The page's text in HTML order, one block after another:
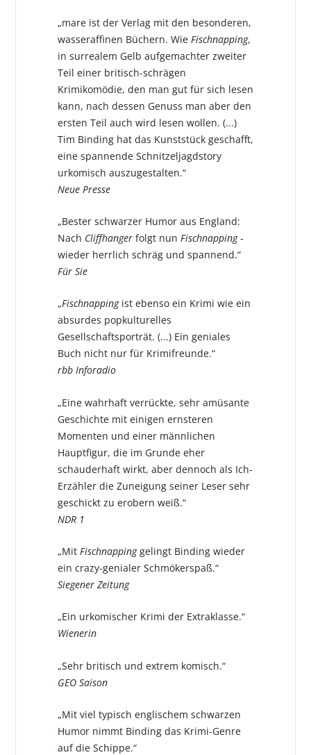
„mare ist der Verlag mit den besonderen,
wasseraffinen Büchern. Wie Fischnapping,
in surrealem Gelb aufgemachter zweiter
Teil einer britisch-schrägen
Krimikomödie, den man gut für sich lesen
kann, nach dessen Genuss man aber den
ersten Teil auch wird lesen wollen. (...)
Tim Binding hat das Kunststück geschafft,
eine spannende Schnitzeljagdstory
urkomisch auszugestalten.“
Neue Presse
„Bester schwarzer Humor aus England:
Nach Cliffhangerfolgt nun Fischnapping-
wieder herrlich schräg und spannend.“
Für Sie
„Fischnappingist ebenso ein Krimi wie ein
absurdes popkulturelles
Gesellschaftsporträt. (...) Ein geniales
Buch nicht nur für Krimifreunde.“
rbb Inforadio
„Eine wahrhaft verrückte, sehr amüsante
Geschichte mit einigen ernsteren
Momenten und einer männlichen
Hauptfigur, die im Grunde eher
schauderhaft wirkt, aber dennoch als Ich-
Erzähler die Zuneigung seiner Leser sehr
geschickt zu erobern weiß.“
NDR 1
„Mit Fischnappinggelingt Binding wieder
ein crazy-genialer Schmökerspaß.“
Siegener Zeitung
„Ein urkomischer Krimi der Extraklasse.“
Wienerin
„Sehr britisch und extrem komisch.“
GEO Saison
„Mit viel typisch englischem schwarzen
Humor nimmt Binding das Krimi-Genre
auf die Schippe.“